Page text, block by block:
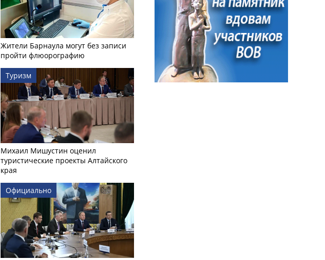
Жители Барнаула могут без записи
пройти флюорографию
Туризм
Михаил Мишустин оценил
туристические проекты Алтайского
края
Официально